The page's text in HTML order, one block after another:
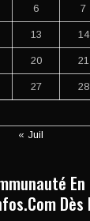
6 7
13 14
20 21
27 28
« Juil